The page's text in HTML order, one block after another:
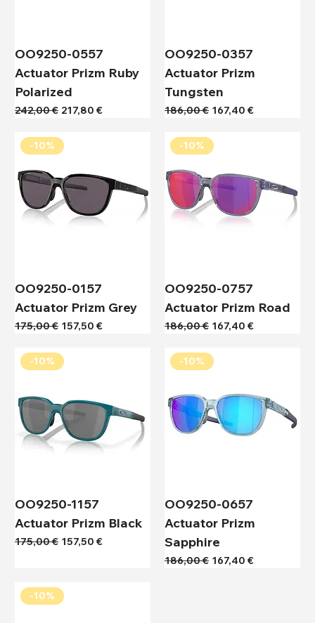
OO9250-0557
Actuator Prizm Ruby
Polarized
Κανονική τιμή
242,00 € Τιμή Έκπτωσης
217,80 €
OO9250-0357
Actuator Prizm
Tungsten
Κανονική τιμή
186,00 € Τιμή Έκπτωσης
167,40 €
-10%
OO9250-0157
Actuator Prizm Grey
Κανονική τιμή
175,00 € Τιμή Έκπτωσης
157,50 €
-10%
OO9250-0757
Actuator Prizm Road
Κανονική τιμή
186,00 € Τιμή Έκπτωσης
167,40 €
-10%
OO9250-1157
Actuator Prizm Black
Κανονική τιμή
175,00 € Τιμή Έκπτωσης
157,50 €
-10%
OO9250-0657
Actuator Prizm
Sapphire
Κανονική τιμή
186,00 € Τιμή Έκπτωσης
167,40 €
-10%